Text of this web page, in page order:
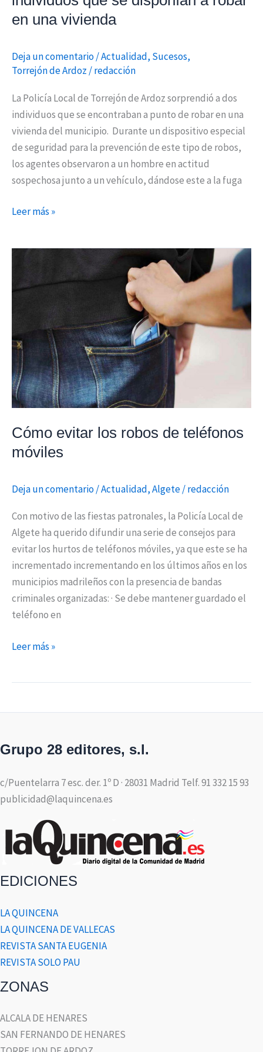
en una vivienda
Deja un comentario/Actualidad, Sucesos,
Torrejón de Ardoz /redacción
La Policía Local de Torrejón de Ardoz sorprendió a dos
individuos que se encontraban a punto de robar en una
vivienda del municipio. Durante un dispositivo especial
de seguridad para la prevención de este tipo de robos,
los agentes observaron a un hombre en actitud
sospechosa junto a un vehículo, dándose este a la fuga
vivienda
Leer más »
Cómo evitar los robos de teléfonos
móviles
Deja un comentario/Actualidad,Algete/redacción
Con motivo de las fiestas patronales, la Policía Local de
Algete ha querido difundir una serie de consejos para
evitar los hurtos de teléfonos móviles, ya que este se ha
incrementado incrementando en los últimos años en los
municipios madrileños con la presencia de bandas
criminales organizadas: · Se debe mantener guardado el
teléfono en
los
teléfonos
móviles
Leer más »
Grupo 28 editores, s.l.
c/Puentelarra 7 esc. der. 1º D · 28031 Madrid Telf. 91 332 15 93
publicidad@laquincena.es
EDICIONES
LA QUINCENA
LA QUINCENA DE VALLECAS
REVISTA SANTA EUGENIA
REVISTA SOLO PAU
ZONAS
ALCALA DE HENARES
SAN FERNANDO DE HENARES